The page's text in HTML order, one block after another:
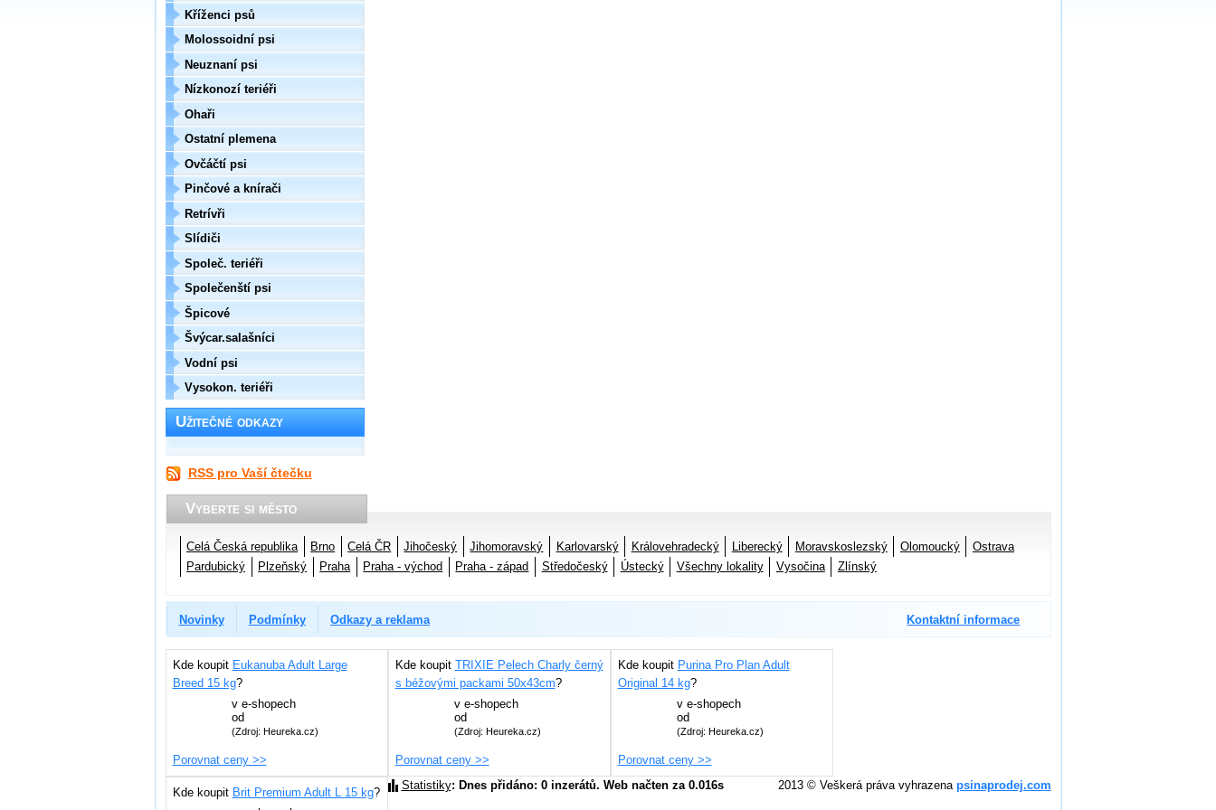
Kříženci psů
Molossoidní psi
Neuznaní psi
Nízkonozí teriéři
Ohaři
Ostatní plemena
Ovčáčtí psi
Pinčové a knírači
Retrívři
Slídiči
Společ. teriéři
Společenští psi
Špicové
Švýcar.salašníci
Vodní psi
Vysokon. teriéři
Užitečné odkazy
RSS pro Vaší čtečku
Vyberte si město
Celá Česká republika Brno Celá ČR Jihočeský Jihomoravský Karlovarský Královehradecký Liberecký Moravskoslezský Olomoucký
Ostrava
Pardubický
Plzeňský Praha Praha - východ Praha - západ Středočeský Ústecký Všechny lokality Vysočina Zlínský
Novinky Podmínky Odkazy a reklama Kontaktní informace
Kde koupit Eukanuba Adult Large
Breed 15 kg?
v e-shopech
od
(Zdroj: Heureka.cz)
Porovnat ceny >>
Kde koupit TRIXIE Pelech Charly černý
s béžovými packami 50x43cm?
v e-shopech
od
(Zdroj: Heureka.cz)
Porovnat ceny >>
Kde koupit Purina Pro Plan Adult
Original 14 kg?
v e-shopech
od
(Zdroj: Heureka.cz)
Porovnat ceny >>
Kde koupit Brit Premium Adult L 15 kg?
Statistiky: Dnes přidáno: 0 inzerátů. Web načten za 0.016s 2013 © Veškerá práva vyhrazena psinaprodej.com